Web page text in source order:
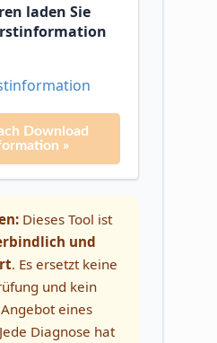
laden Sie
Download
»
Dieses Tool ist
und
. Es ersetzt keine
und kein
eines
Diagnose hat